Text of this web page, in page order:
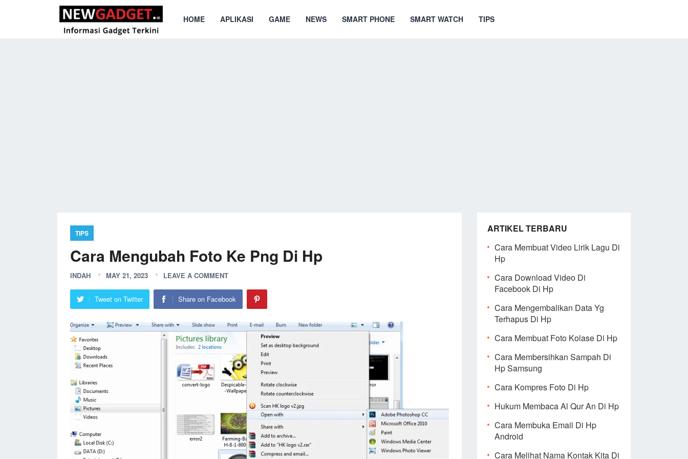
HOME APLIKASI GAME NEWS SMART PHONE SMART WATCH TIPS
TIPS
Cara Mengubah Foto Ke Png Di Hp
INDAH MAY 21, 2023 LEAVE A COMMENT
Tweet on Twitter Share on Facebook
ARTIKEL TERBARU
Cara Membuat Video Lirik Lagu Di
Hp
Cara Download Video Di
Facebook Di Hp
Cara Mengembalikan Data Yg
Terhapus Di Hp
Cara Membuat Foto Kolase Di Hp
Cara Membersihkan Sampah Di
Hp Samsung
Cara Kompres Foto Di Hp
Hukum Membaca Al Qur An Di Hp
Cara Membuka Email Di Hp
Android
Cara Melihat Nama Kontak Kita Di